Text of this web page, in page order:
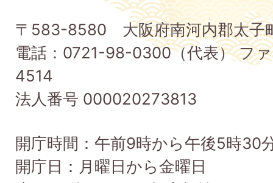
町
Taishi
Town
〒583-8580 大阪府南河内郡太子
電話：0721-98-0300（代表） フ
4514
法人番号 000020273813
開庁時間：午前9時から午後5時30
開庁日：月曜日から金曜日